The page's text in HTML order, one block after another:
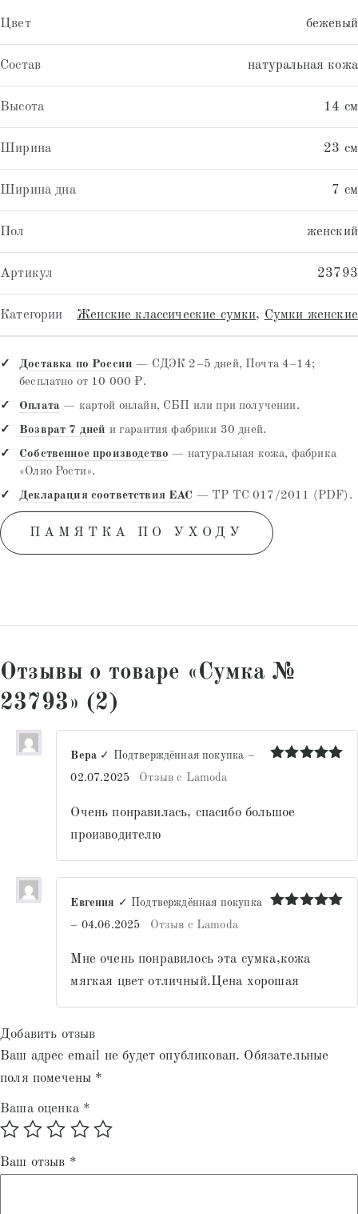
Цвет бежевый
Состав натуральная кожа
Высота 14 см
Ширина 23 см
Ширина дна 7 см
Пол женский
Артикул 23793
Категории Женские классические сумки, Сумки женские
Доставка по России — СДЭК 2–5 дней, Почта 4–14;
бесплатно от 10 000 ₽.
Оплата — картой онлайн, СБП или при получении.
Возврат 7 дней и гарантия фабрики 30 дней.
Собственное производство — натуральная кожа, фабрика
«Олио Рости».
Декларация соответствия EAC — ТР ТС 017/2011 (PDF).
ПАМЯТКА ПО УХОДУ
Отзывы о товаре «Сумка №
23793» (2)
Вера ✓ Подтверждённая покупка –
02.07.2025
Отзыв с Lamoda
Очень понравилась, спасибо большое
производителю
Евгения ✓ Подтверждённая покупка
– 04.06.2025 Отзыв с Lamoda
Мне очень понравилось эта сумка,кожа
мягкая цвет отличный.Цена хорошая
Добавить отзыв
Ваш адрес email не будет опубликован. Обязательные
поля помечены *
Ваша оценка *
Ваш отзыв *